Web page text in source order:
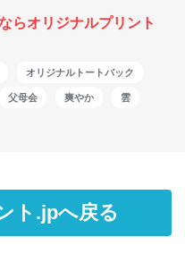
らオリジナルプリント
オリジナルトートバック
父母会 爽やか 雲
ト.jpへ戻る